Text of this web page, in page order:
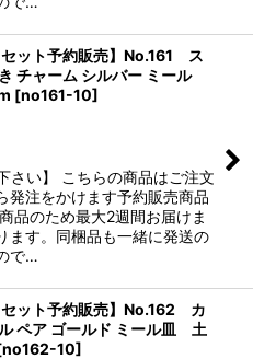
セット予約販売】No.161 ス
チャーム シルバー ミール
[no161-10]
さい】 こちらの商品はご注文
発注をかけます予約販売商品
品のため最大2週間お届けま
ます。同梱品も一緒に発送の
で…
セット予約販売】No.162 カ
ペア ゴールド ミール皿 土
no162-10]